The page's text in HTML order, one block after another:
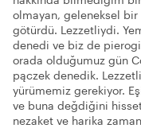
olmayan, geleneksel bir
götürdü. Lezzetliydi.
denedi ve biz de
orada olduğumuz gün
pączek denedik.
yürümemiz gerekiyor.
ve buna değdiğini
nezaket ve harika